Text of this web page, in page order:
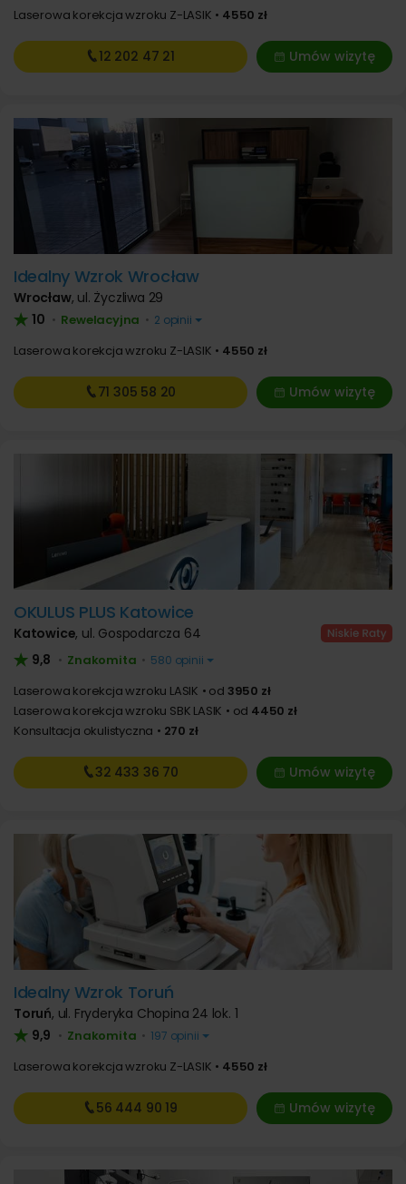
Laserowa korekcja wzroku Z-LASIK 4550 zł
Umów wizytę
12 202 47 21
Idealny Wzrok Wrocław
Wrocław, ul. Życzliwa 29
10 • Rewelacyjna • 2 opinii
Laserowa korekcja wzroku Z-LASIK 4550 zł
Umów wizytę
71 305 58 20
OKULUS PLUS Katowice
Katowice, ul. Gospodarcza 64
9,8 • Znakomita • 580 opinii
Laserowa korekcja wzroku LASIK od 3950 zł
Laserowa korekcja wzroku SBK LASIK
od 4450 zł
Konsultacja okulistyczna
270 zł
Umów wizytę
32 433 36 70
Idealny Wzrok Toruń
Toruń, ul. Fryderyka Chopina 24 lok. 1
9,9 • Znakomita • 197 opinii
Laserowa korekcja wzroku Z-LASIK 4550 zł
Umów wizytę
56 444 90 19